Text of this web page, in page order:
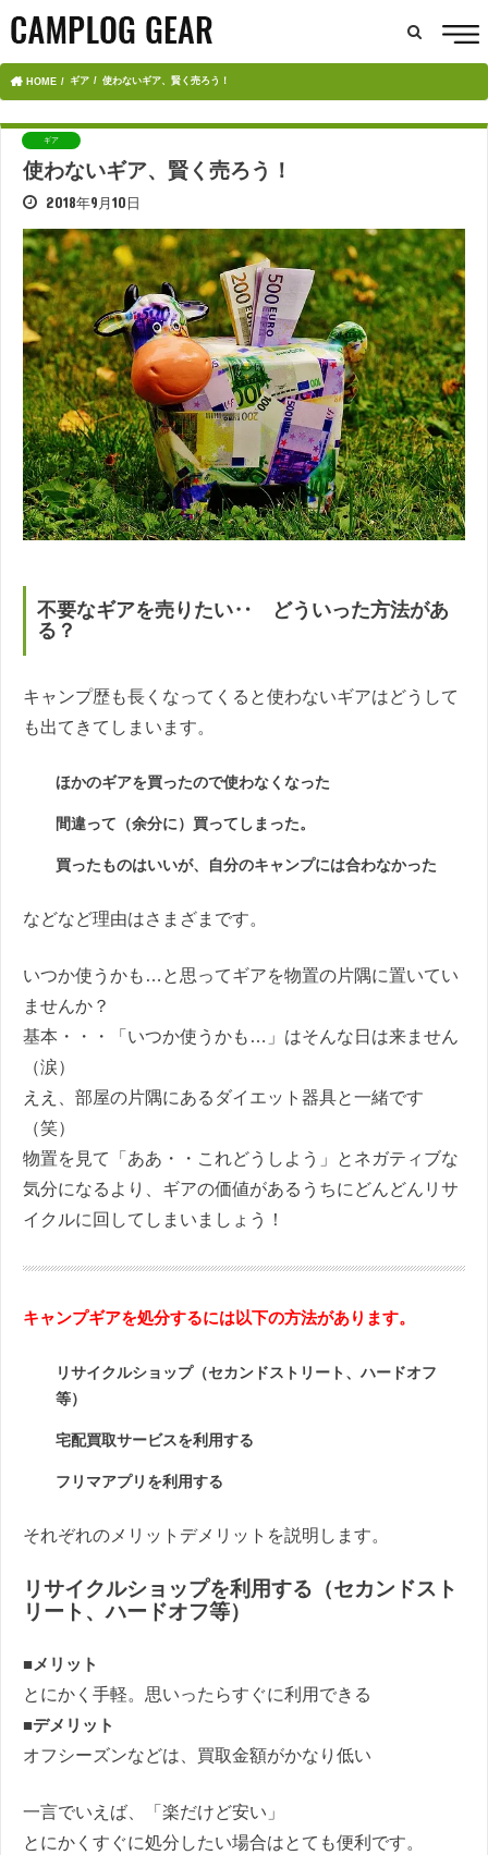
HOME ギア 使わないギア、賢く売ろう！
ギア
使わないギア、賢く売ろう！
2018年9月10日
不要なギアを売りたい‥ どういった方法があ
る？
キャンプ歴も長くなってくると使わないギアはどうして
も出てきてしまいます。
ほかのギアを買ったので使わなくなった
間違って（余分に）買ってしまった。
買ったものはいいが、自分のキャンプには合わなかった
などなど理由はさまざまです。
いつか使うかも…と思ってギアを物置の片隅に置いてい
ませんか？
基本・・・「いつか使うかも…」はそんな日は来ません
（涙）
ええ、部屋の片隅にあるダイエット器具と一緒です
（笑）
物置を見て「ああ・・これどうしよう」とネガティブな
気分になるより、ギアの価値があるうちにどんどんリサ
イクルに回してしまいましょう！
キャンプギアを処分するには以下の方法があります。
リサイクルショップ（セカンドストリート、ハードオフ
等）
宅配買取サービスを利用する
フリマアプリを利用する
それぞれのメリットデメリットを説明します。
リサイクルショップを利用する（セカンドスト
リート、ハードオフ等）
■メリット
とにかく手軽。思いったらすぐに利用できる
■デメリット
オフシーズンなどは、買取金額がかなり低い
一言でいえば、「楽だけど安い」
とにかくすぐに処分したい場合はとても便利です。